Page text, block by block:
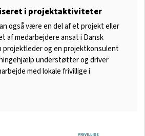
i projektaktiviteter
også være en del af et projekt eller
af medarbejdere ansat i Dansk
projektleder og en projektkonsulent
understøtter og driver
med lokale frivillige i